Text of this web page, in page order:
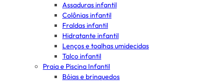
Assaduras infantil
Colônias infantil
Fraldas infantil
Hidratante infantil
Lenços e toalhas umidecidas
Talco infantil
Praia e Piscina Infantil
Bóias e brinquedos